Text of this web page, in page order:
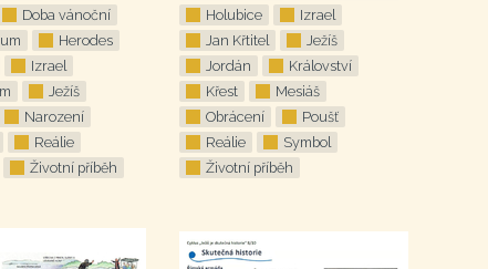
Doba vánoční
Herodes
Izrael
Ježíš
Narození
Reálie
Životní příběh
Holubice
Izrael
Jan Křtitel
Ježíš
Jordán
Království
Křest
Mesiáš
Obrácení
Poušť
Reálie
Symbol
Životní příběh